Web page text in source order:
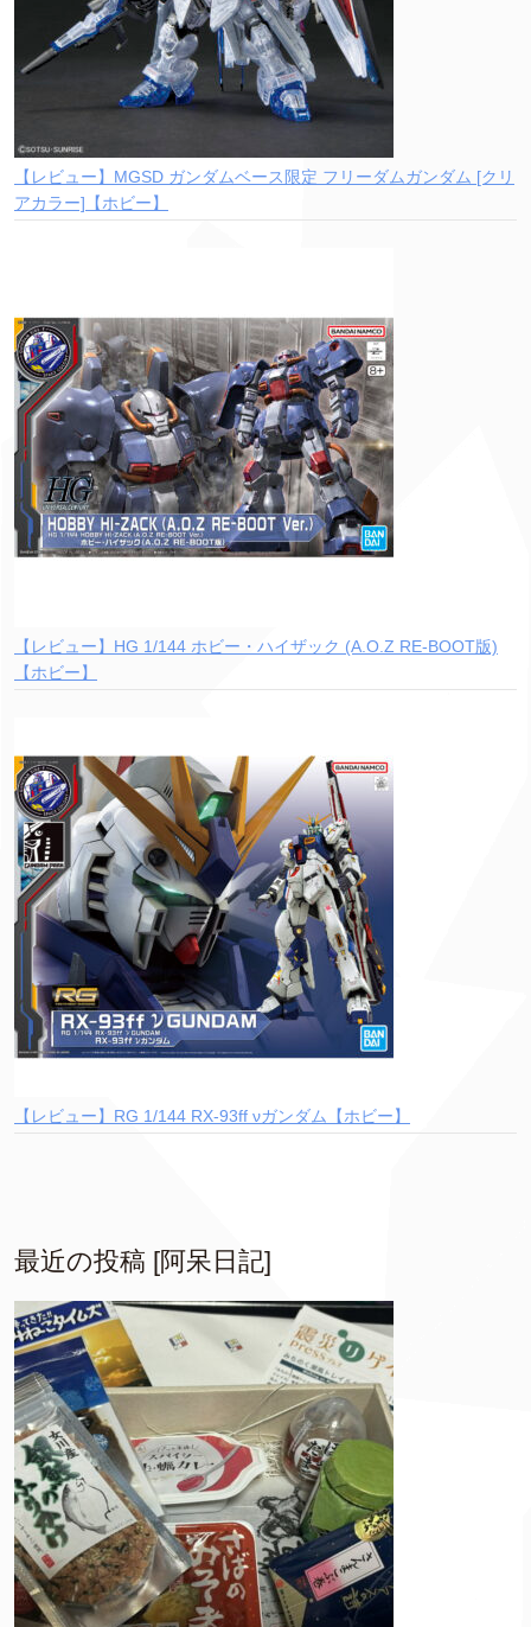
【レビュー】MGSD ガンダムベース限定 フリーダムガンダム [クリ
アカラー]【ホビー】
【レビュー】HG 1/144 ホビー・ハイザック (A.O.Z RE-BOOT版)
【ホビー】
【レビュー】RG 1/144 RX-93ff νガンダム【ホビー】
最近の投稿 [阿呆日記]